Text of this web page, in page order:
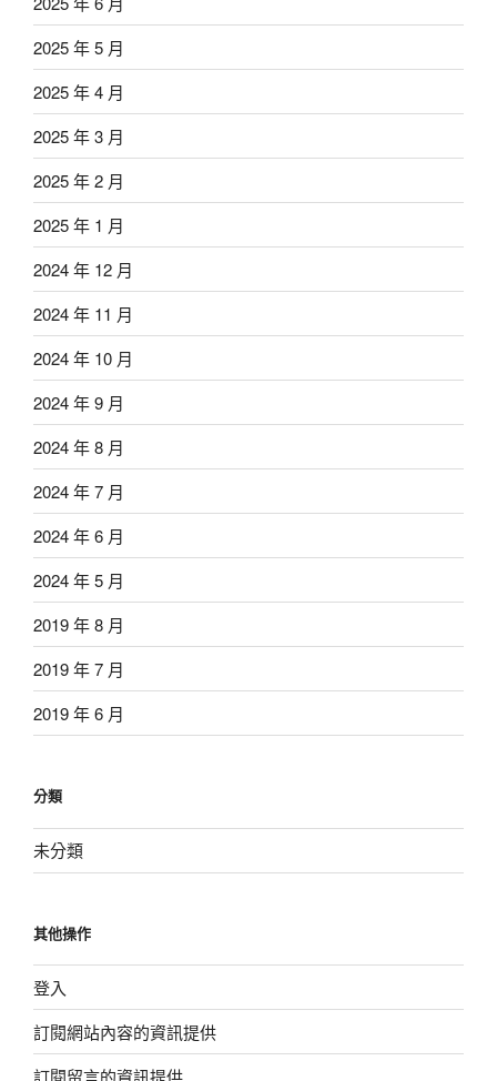
2025 年 5 月
2025 年 4 月
2025 年 3 月
2025 年 2 月
2025 年 1 月
2024 年 12 月
2024 年 11 月
2024 年 10 月
2024 年 9 月
2024 年 8 月
2024 年 7 月
2024 年 6 月
2024 年 5 月
2019 年 8 月
2019 年 7 月
2019 年 6 月
分類
未分類
其他操作
登入
訂閱網站內容的資訊提供
訂閱留言的資訊提供